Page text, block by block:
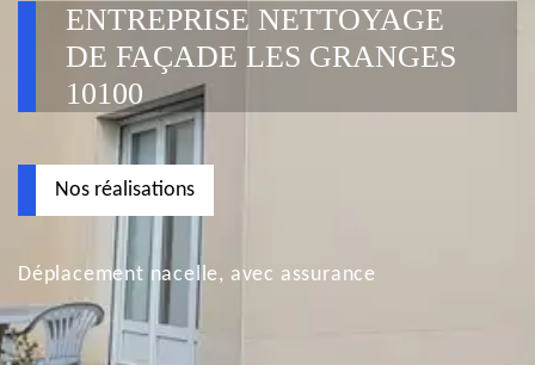
ENTREPRISE NETTOYAGE
DE FAÇADE LES GRANGES
10100
Nos réalisations
Déplacement nacelle, avec assurance